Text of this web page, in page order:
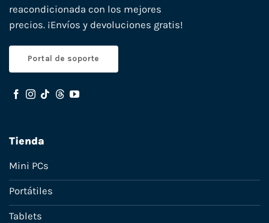
reacondicionada con los mejores
precios. ¡Envíos y devoluciones gratis!
Portal de soporte
Tienda
Mini PCs
Portátiles
Tablets